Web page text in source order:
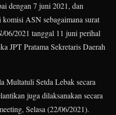
dengan 7 juni 2021, dan
ASN sebagaimana surat
2021 tanggal 11 juni perihal
JPT Pratama Sekretaris Daerah
Multatuli Setda Lebak secara
juga dilaksanakan secara
Selasa (22/06/2021).